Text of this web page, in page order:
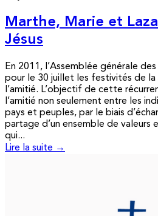
Marthe, Marie et
Jésus
En 2011, l’Assemblée générale
pour le 30 juillet les festivités de la
l’amitié. L’objectif de cette
l’amitié non seulement entre les
pays et peuples, par le biais
partage d’un ensemble de
qui...
Lire la suite →